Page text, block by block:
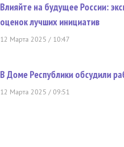
Влияйте на будущее России:
оценок лучших инициатив
12 Марта 2025 / 10:47
В Доме Республики обсудили
12 Марта 2025 / 09:51